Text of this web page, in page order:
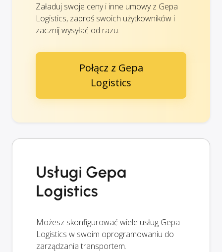
Załaduj swoje ceny i inne umowy z Gepa
Logistics, zaproś swoich użytkowników i
zacznij wysyłać od razu.
Połącz z Gepa
Logistics
Usługi Gepa
Logistics
Możesz skonfigurować wiele usług Gepa
Logistics w swoim oprogramowaniu do
zarządzania transportem.